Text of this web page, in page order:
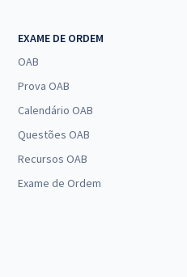
EXAME DE ORDEM
OAB
Prova OAB
Calendário OAB
Questões OAB
Recursos OAB
Exame de Ordem